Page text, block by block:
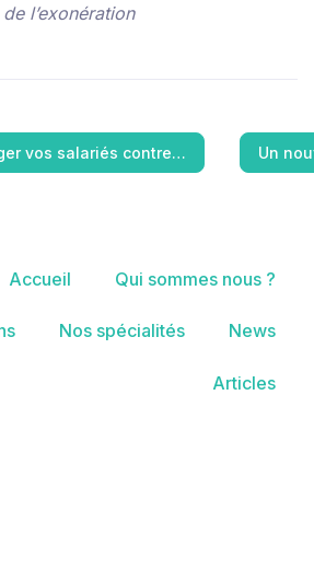
de l’exonération
vos salariés contre… Un
Accueil Qui sommes nous ?
Nos spécialités News
Articles